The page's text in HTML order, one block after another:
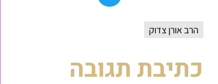
הרב אורן צדוק
כתיבת תגובה